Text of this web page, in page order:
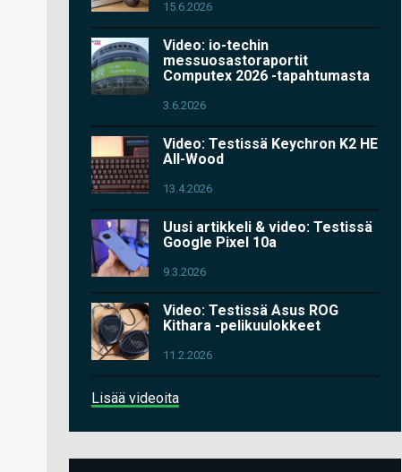
15.6.2026
Video: io-techin
messuosastoraportit
Computex 2026 -tapahtumasta
3.6.2026
Video: Testissä Keychron K2 HE
All-Wood
13.4.2026
Uusi artikkeli & video: Testissä
Google Pixel 10a
9.3.2026
Video: Testissä Asus ROG
Kithara -pelikuulokkeet
11.2.2026
Lisää videoita